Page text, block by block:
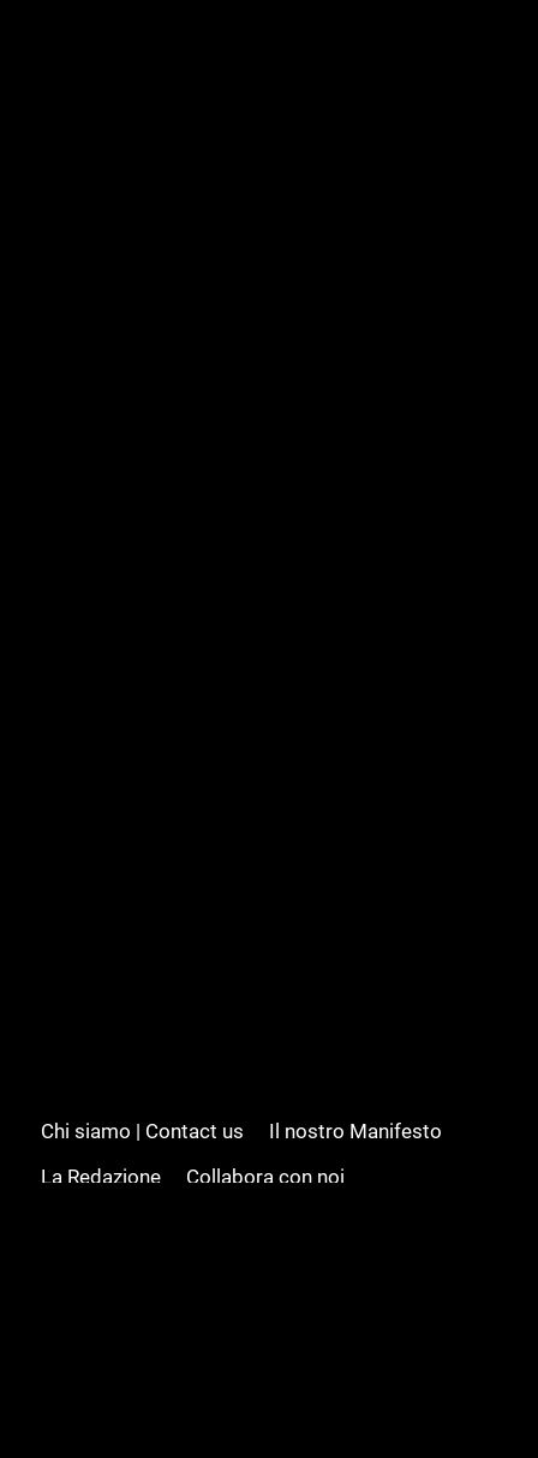
Chi siamo | Contact us
Il nostro Manifesto
La Redazione
Collabora con noi